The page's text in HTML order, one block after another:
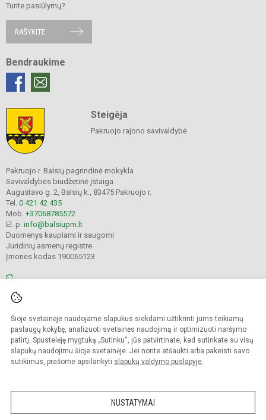
Šioje svetainėje naudojame slapukus siekdami užtikrinti jums teikiamų
paslaugų kokybę, analizuoti svetainės naudojimą ir optimizuoti naršymo
patirtį. Spustelėję mygtuką „Sutinku“, jūs patvirtinate, kad sutinkate su visų
slapukų naudojimu šioje svetainėje. Jei norite atšaukti arba pakeisti savo
sutikimus, prašome apsilankyti slapukų valdymo puslapyje.
NUSTATYMAI
Turite pasiūlymų?
RAŠYKITE
Bendraukime
Steigėja
Pakruojo rajono savivaldybė
Pakruojo r. Balsių pagrindinė mokykla
Savivaldybės biudžetinė įstaiga
Augustavo g. 2, Balsių k., 83475 Pakruojo r.
Tel. 0 421 42 435
Mob. +37068785572
El. p. info@balsiupm.lt
Duomenys kaupiami ir saugomi
Juridinių asmenų registre
Įmonės kodas 190065123
Kopijuoti turinį be raštiško mokyklos administracijos sutikimo griežtai
draudžiama.
Prieinamumo paraiška Slapukų valdymas
Sumanus būdas atnaujinti